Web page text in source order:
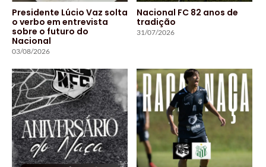
Presidente Lúcio Vaz solta
o verbo em entrevista
sobre o futuro do
Nacional
03/08/2026
Nacional FC 82 anos de
tradição
31/07/2026